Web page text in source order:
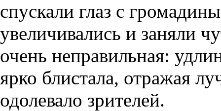
спускали глаз с
увеличивались и заняли
очень неправильная:
ярко блистала, отражая
одолевало зрителей.